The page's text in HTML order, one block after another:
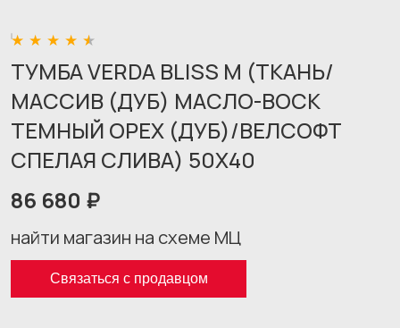
ТУМБА VERDA BLISS M (ТКАНЬ/
МАССИВ (ДУБ) МАСЛО-ВОСК
ТЕМНЫЙ ОРЕХ (ДУБ)/ВЕЛСОФТ
СПЕЛАЯ СЛИВА) 50X40
86 680 ₽
найти магазин на схеме МЦ
Связаться с продавцом